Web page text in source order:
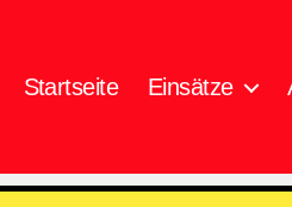
Startseite Einsätze